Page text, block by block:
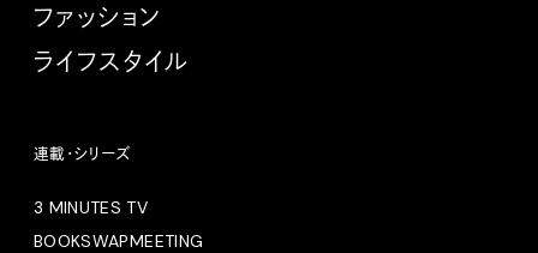
ファッション
ライフスタイル
連載・シリーズ
3 MINUTES TV
BOOKSWAPMEETING